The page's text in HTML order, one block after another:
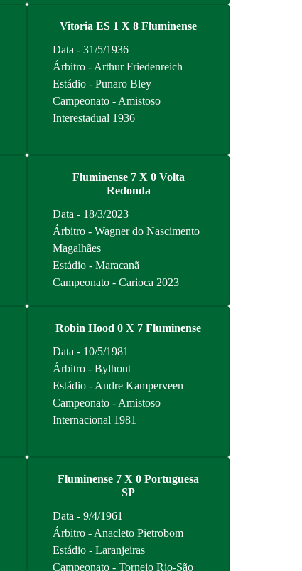
Vitoria ES 1 X 8 Fluminense
Data - 31/5/1936
Árbitro - Arthur Friedenreich
Estádio - Punaro Bley
Campeonato - Amistoso
Interestadual 1936
Fluminense 7 X 0 Volta
Redonda
Data - 18/3/2023
Árbitro - Wagner do Nascimento
Magalhães
Estádio - Maracanã
Campeonato - Carioca 2023
Robin Hood 0 X 7 Fluminense
Data - 10/5/1981
Árbitro - Bylhout
Estádio - Andre Kamperveen
Campeonato - Amistoso
Internacional 1981
Fluminense 7 X 0 Portuguesa
SP
Data - 9/4/1961
Árbitro - Anacleto Pietrobom
Estádio - Laranjeiras
Campeonato - Torneio Rio-São